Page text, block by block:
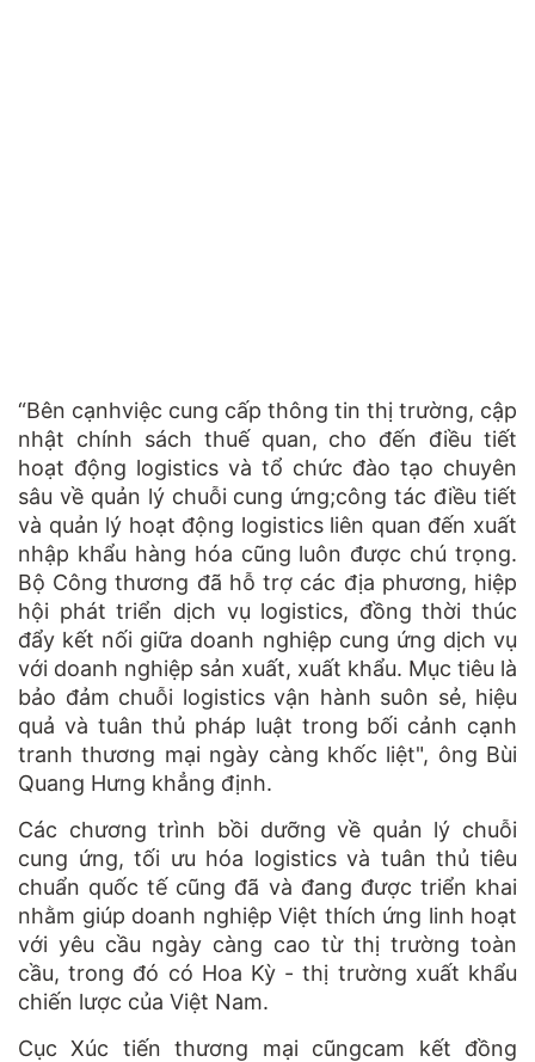
“Bên cạnhviệc cung cấp thông tin thị trường, cập
nhật chính sách thuế quan, cho đến điều tiết
hoạt động logistics và tổ chức đào tạo chuyên
sâu về quản lý chuỗi cung ứng;công tác điều tiết
và quản lý hoạt động logistics liên quan đến xuất
nhập khẩu hàng hóa cũng luôn được chú trọng.
Bộ Công thương đã hỗ trợ các địa phương, hiệp
hội phát triển dịch vụ logistics, đồng thời thúc
đẩy kết nối giữa doanh nghiệp cung ứng dịch vụ
với doanh nghiệp sản xuất, xuất khẩu. Mục tiêu là
bảo đảm chuỗi logistics vận hành suôn sẻ, hiệu
quả và tuân thủ pháp luật trong bối cảnh cạnh
tranh thương mại ngày càng khốc liệt", ông Bùi
Quang Hưng khẳng định.
Các chương trình bồi dưỡng về quản lý chuỗi
cung ứng, tối ưu hóa logistics và tuân thủ tiêu
chuẩn quốc tế cũng đã và đang được triển khai
nhằm giúp doanh nghiệp Việt thích ứng linh hoạt
với yêu cầu ngày càng cao từ thị trường toàn
cầu, trong đó có Hoa Kỳ - thị trường xuất khẩu
chiến lược của Việt Nam.
Cục Xúc tiến thương mại cũngcam kết đồng